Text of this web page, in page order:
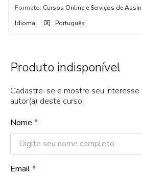
Formato: Cursos Online e Serviços de
Idioma: Português
Produto indisponível
Cadastre-se e mostre seu interesse
autor(a) deste curso!
Nome *
Email*